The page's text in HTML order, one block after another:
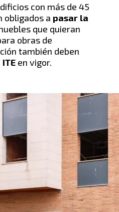
con más de 45
obligados a pasar la
que quieran
obras de
también deben
en vigor.